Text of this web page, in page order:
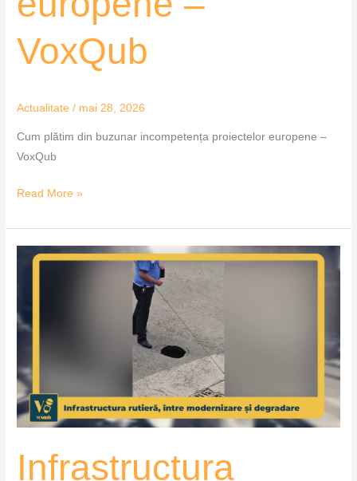
VoxQub
Actualitate / mai 28, 2026
Cum plătim din buzunar incompetența proiectelor europene –
VoxQub
Read More »
Infrastructura
Infrastructura
modernizare
–
VoxQub